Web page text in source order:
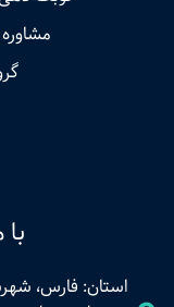
استان: فارس،